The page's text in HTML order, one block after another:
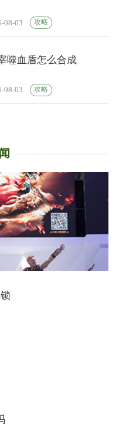
08-03 攻略
噬血盾怎么合成
08-03 攻略